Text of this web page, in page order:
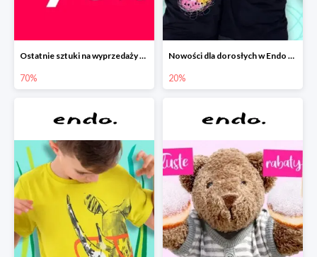
Ostatnie sztuki na wyprzedaży w Endo do -70%
70%
Nowości dla dorosłych w Endo -20%
20%